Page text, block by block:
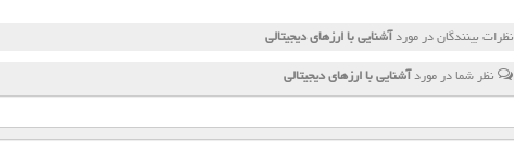
نظرات بینندگان در موردآشنایی با ارزهای دیجیتالی
نظر شما در موردآشنایی با ارزهای دیجیتالی